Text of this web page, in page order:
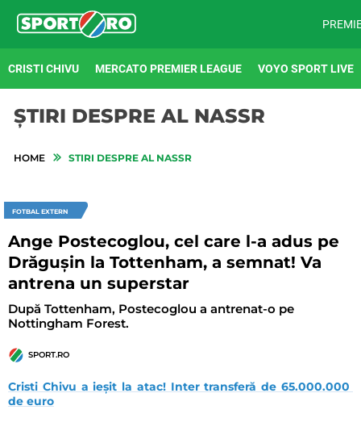
CRISTI CHIVU MERCATO PREMIER LEAGUE VOYO SPORT LIVE
ȘTIRI DESPRE AL NASSR
HOME STIRI DESPRE AL NASSR
FOTBAL EXTERN
Ange Postecoglou, cel care l-a adus pe
Drăgușin la Tottenham, a semnat! Va
antrena un superstar
După Tottenham, Postecoglou a antrenat-o pe
Nottingham Forest.
SPORT.RO
Cristi Chivu a ieșit la atac! Inter transferă de 65.000.000
de euro